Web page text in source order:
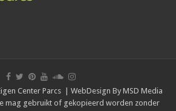
Center Parcs | WebDesign By MSD Media
mag gebruikt of gekopieerd worden zonder